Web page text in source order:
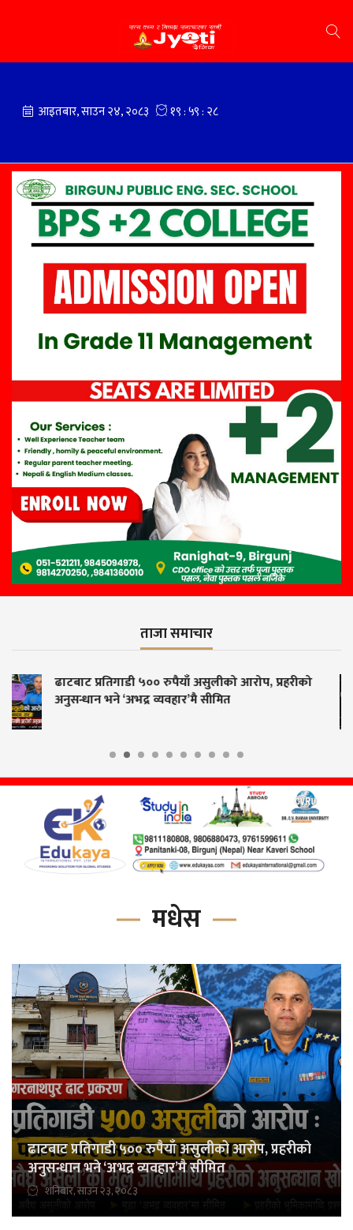
ताजा समाचार
मोबाइल बनाउन सामसुङको सर्भिस सेन्टर पुगेका
सेवाग्राहीको गुनासो : ‘बनाउनु त परै जाओस्,
मधेस
ढाटबाट प्रतिगाडी ५०० रुपैयाँ असुलीको आरोप, प्रहरीको
अनुसन्धान भने ‘अभद्र व्यवहार’मै सीमित
शनिबार, साउन २३, २०८३